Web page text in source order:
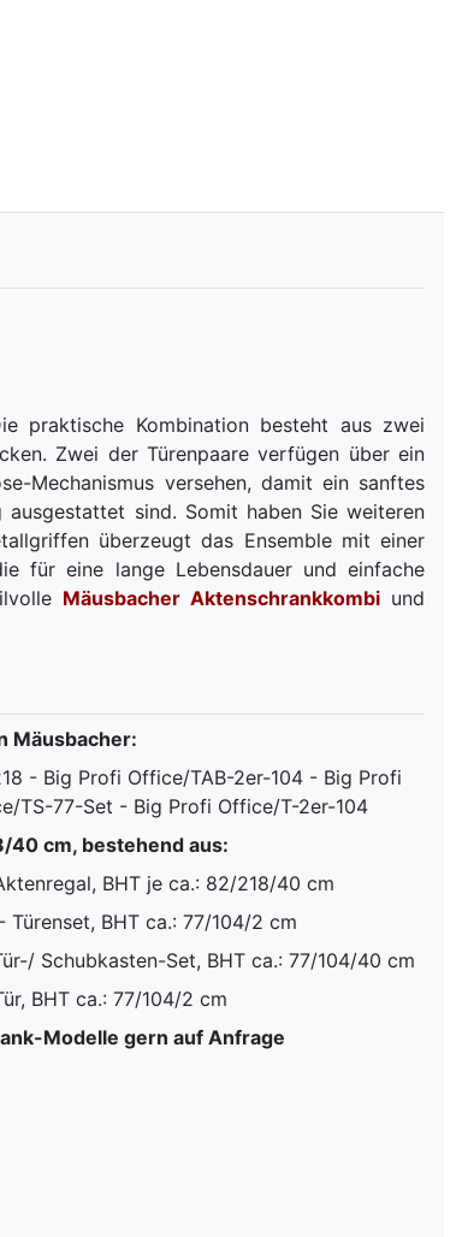
praktische Kombination besteht aus zwei
Zwei der Türenpaare verfügen über ein
Mechanismus versehen, damit ein sanftes
sind. Somit haben Sie weiteren
überzeugt das Ensemble mit einer
für eine lange Lebensdauer und einfache
Mäusbacher Aktenschrankkombi und
Mäusbacher:
- Big Profi Office/TAB-2er-104 - Big Profi
TS-77-Set - Big Profi Office/T-2er-104
40 cm, bestehend aus:
BHT je ca.: 82/218/40 cm
BHT ca.: 77/104/2 cm
Schubkasten-Set, BHT ca.: 77/104/40 cm
BHT ca.: 77/104/2 cm
Modelle gern auf Anfrage